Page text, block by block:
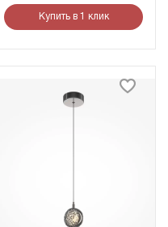
Купить в 1 клик